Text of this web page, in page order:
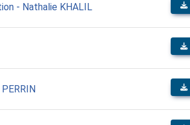
- Nathalie KHALIL